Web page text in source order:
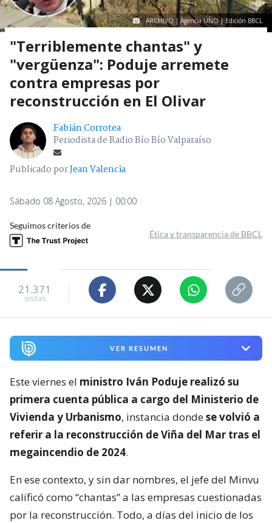
ARCHIVO | Agencia UNO | Edición BBCL
"Terriblemente chantas" y
"vergüenza": Poduje arremete
contra empresas por
reconstrucción en El Olivar
Fabián Corrotea
Periodista de Radio Bío Bío Valparaíso
Publicado porJean Valencia
Sábado 08 Agosto, 2026 | 00:00
Seguimos criterios de
Ética y transparencia de BBCL
21.371
visitas
VER RESUMEN
Este viernes el ministro Iván Poduje realizó su
primera cuenta pública a cargo del Ministerio de
Vivienda y Urbanismo, instancia dondese volvió a
referir a la reconstrucción de Viña del Mar tras el
megaincendio de 2024.
En ese contexto, y sin dar nombres, el jefe del Minvu
calificó como “chantas” a las empresas cuestionadas
por la reconstrucción. Todo, a días del inicio de los